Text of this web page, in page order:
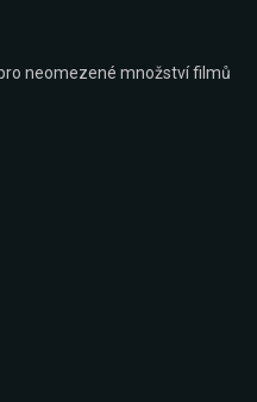
neomezené množství filmů